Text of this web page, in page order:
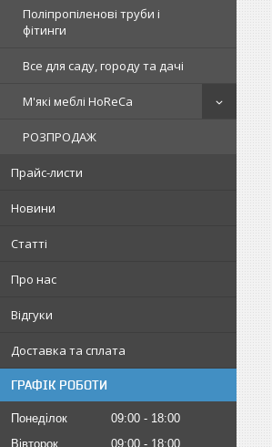
Поліпропіленові труби і
фітинги
Все для саду, городу та дачі
М'які меблі HoReCa
РОЗПРОДАЖ
Прайс-листи
Новини
Статті
Про нас
Відгуки
Доставка та сплата
ГРАФІК РОБОТИ
Понеділок 09:00
18:00
Вівторок
09:00
18:00